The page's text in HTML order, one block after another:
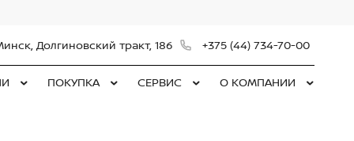
Долгиновский тракт, 186 +375 (44) 734-70-00
ПОКУПКА СЕРВИС О КОМПАНИИ